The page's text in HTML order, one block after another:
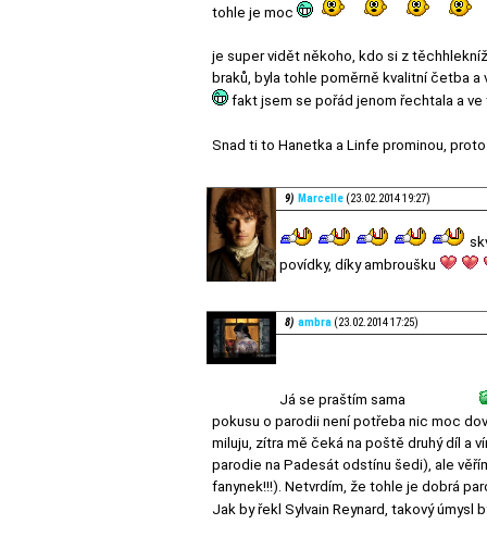
tohle je moc
je super vidět někoho, kdo si z
braků, byla tohle poměrně kvalitní četba
fakt jsem se pořád jenom řechtala a ve
Snad ti to Hanetka a Linfe prominou,
9) Marcelle (23.02.2014 19:27)
povídky, díky ambroušku
8) ambra (23.02.2014 17:25)
Já se praštím sama
pokusu o parodii není potřeba nic moc
miluju, zítra mě čeká na poště druhý díl a
parodie na Padesát odstínu šedi), ale
fanynek!!!). Netvrdím, že tohle je dobrá
Jak by řekl Sylvain Reynard, takový